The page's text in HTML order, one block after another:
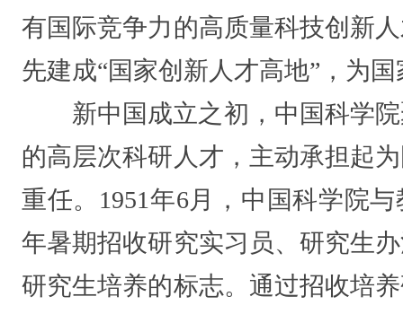
有国际竞争力的高质量科技创新
先建成“国家创新人才高地”，为
新中国成立之初，中国科学
的高层次科研人才，主动承担起
重任。1951年6月，中国科学院
年暑期招收研究实习员、研究生
研究生培养的标志。通过招收培